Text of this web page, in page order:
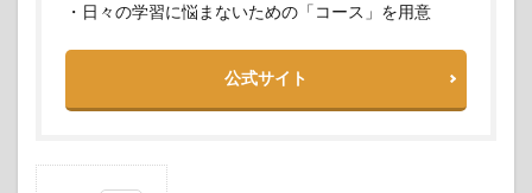
・日々の学習に悩まないための「コース」を用意
公式サイト